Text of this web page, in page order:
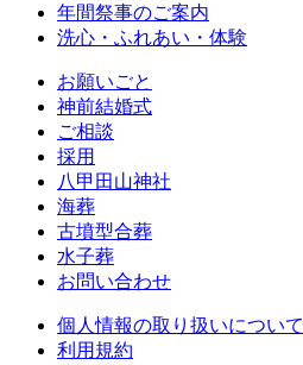
年間祭事のご案内
洗心・ふれあい・体験
お願いごと
神前結婚式
ご相談
採用
八甲田山神社
海葬
古墳型合葬
水子葬
お問い合わせ
個人情報の取り扱いについて
利用規約